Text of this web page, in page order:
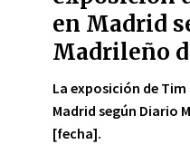
en Madrid
Madrileño
La exposición de
Madrid según Diario
[fecha].